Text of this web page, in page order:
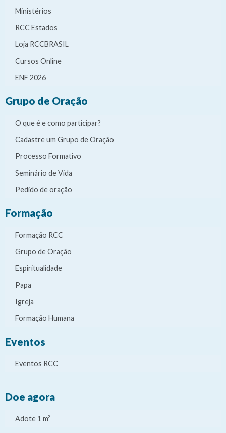
Ministérios
RCC Estados
Loja RCCBRASIL
Cursos Online
ENF 2026
Grupo de Oração
O que é e como participar?
Cadastre um Grupo de Oração
Processo Formativo
Seminário de Vida
Pedido de oração
Formação
Formação RCC
Grupo de Oração
Espiritualidade
Papa
Igreja
Formação Humana
Eventos
Eventos RCC
Doe agora
Adote 1 m²